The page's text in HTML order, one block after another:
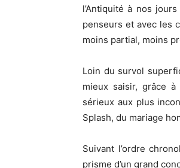
l’Antiquité à nos
penseurs et avec les
moins partial, moins
Loin du survol
mieux saisir, grâce
sérieux aux plus
Splash, du mariage
Suivant l’ordre
prisme d’un grand